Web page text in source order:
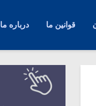
قوانین ما درباره ما